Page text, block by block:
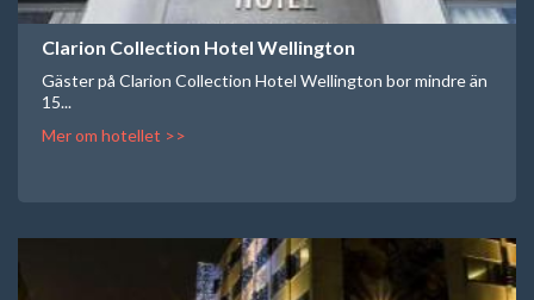
Clarion Collection Hotel Wellington
Gäster på Clarion Collection Hotel Wellington bor mindre än
15...
Mer om hotellet >>